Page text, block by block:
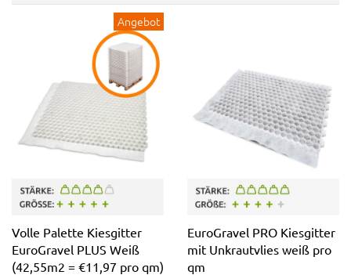
Angebot
Volle Palette Kiesgitter
EuroGravel PLUS Weiß
(42,55m2 = €11,97 pro qm)
EuroGravel PRO Kiesgitter
mit Unkrautvlies weiß pro
qm